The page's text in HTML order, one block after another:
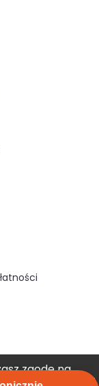
zgodę na